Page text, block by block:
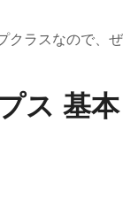
クラスなので、ぜ
ス 基本